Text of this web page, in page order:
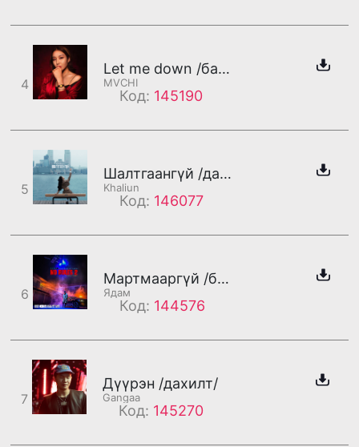
4
Let me down /бадаг/
MVCHI
Код: 145190
5
Шалтгаангүй /дахилт/
Khaliun
Код: 146077
6
Мартмааргүй /бадаг/
Ядам
Код: 144576
7
Дүүрэн /дахилт/
Gangaa
Код: 145270